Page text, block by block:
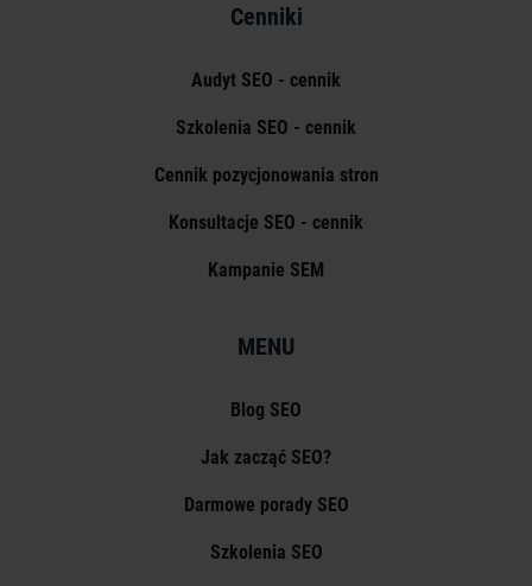
Cenniki
Audyt SEO - cennik
Szkolenia SEO - cennik
Cennik pozycjonowania stron
Konsultacje SEO - cennik
Kampanie SEM
MENU
Blog SEO
Jak zacząć SEO?
Darmowe porady SEO
Szkolenia SEO